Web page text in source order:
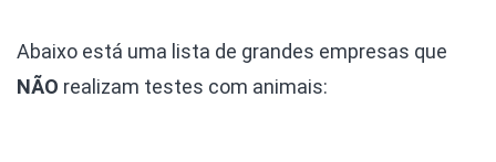
Abaixo está uma lista de grandes empresas que
NÃO realizam testes com animais: